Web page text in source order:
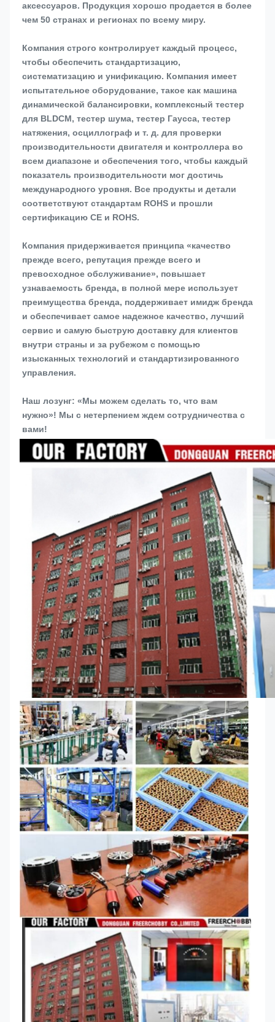
аксессуаров. Продукция хорошо продается в более
чем 50 странах и регионах по всему миру.
Компания строго контролирует каждый процесс,
чтобы обеспечить стандартизацию,
систематизацию и унификацию. Компания имеет
испытательное оборудование, такое как машина
динамической балансировки, комплексный тестер
для BLDCM, тестер шума, тестер Гаусса, тестер
натяжения, осциллограф и т. д. для проверки
производительности двигателя и контроллера во
всем диапазоне и обеспечения того, чтобы каждый
показатель производительности мог достичь
международного уровня. Все продукты и детали
соответствуют стандартам ROHS и прошли
сертификацию CE и ROHS.
Компания придерживается принципа «качество
прежде всего, репутация прежде всего и
превосходное обслуживание», повышает
узнаваемость бренда, в полной мере использует
преимущества бренда, поддерживает имидж бренда
и обеспечивает самое надежное качество, лучший
сервис и самую быструю доставку для клиентов
внутри страны и за рубежом с помощью
изысканных технологий и стандартизированного
управления.
Наш лозунг: «Мы можем сделать то, что вам
нужно»! Мы с нетерпением ждем сотрудничества с
вами!